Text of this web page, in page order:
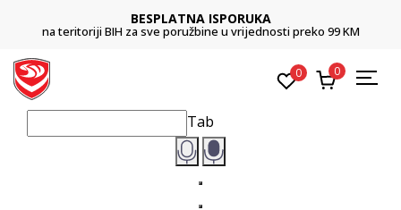
BESPLATNA ISPORUKA
na teritoriji BIH za sve poružbine u vrijednosti preko 99 KM
0 0
Tab